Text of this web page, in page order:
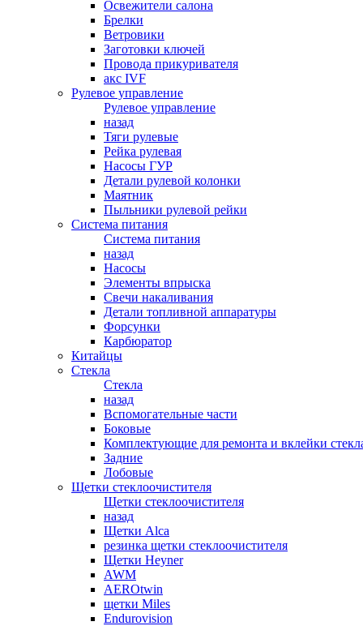
Освежители салона
Брелки
Ветровики
Заготовки ключей
Провода прикуривателя
акс IVF
Рулевое управление
Рулевое управление
назад
Тяги рулевые
Рейка рулевая
Насосы ГУР
Детали рулевой колонки
Маятник
Пыльники рулевой рейки
Система питания
Система питания
назад
Насосы
Элементы впрыска
Свечи накаливания
Детали топливной аппаратуры
Форсунки
Карбюратор
Китайцы
Стекла
Стекла
назад
Вспомогательные части
Боковые
Комплектующие для ремонта и вклейки
Задние
Лобовые
Щетки стеклоочистителя
Щетки стеклоочистителя
назад
Щетки Alca
резинка щетки стеклоочистителя
Щетки Heyner
AWM
AEROtwin
щетки Miles
Endurovision